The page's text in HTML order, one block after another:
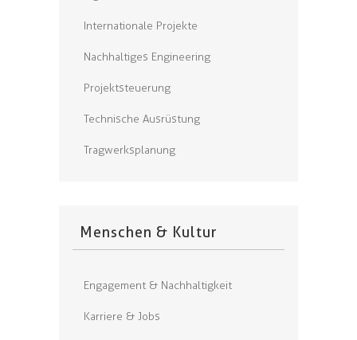
Internationale Projekte
Nachhaltiges Engineering
Projektsteuerung
Technische Ausrüstung
Tragwerksplanung
Menschen & Kultur
Engagement & Nachhaltigkeit
Karriere & Jobs